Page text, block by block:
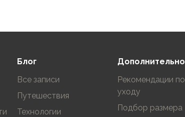
корзину
Блог
Все записи
Путешествия
Технологии
Дополнительно
Рекомендации по
уходу
Подбор размера